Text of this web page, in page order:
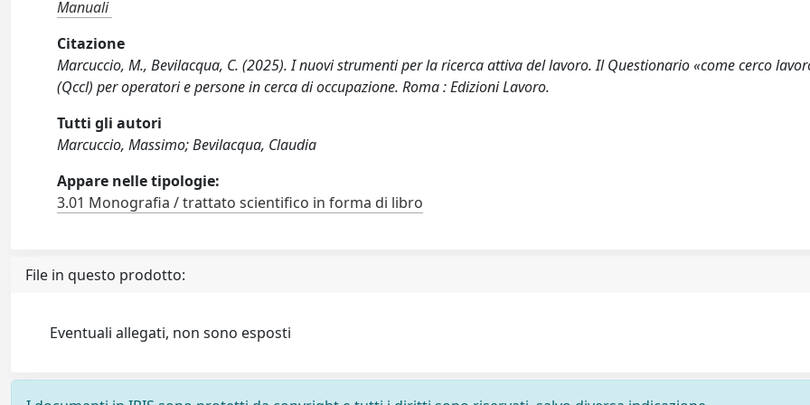
Manuali
Citazione
Marcuccio, M., Bevilacqua, C. (2025). I nuovi strumenti per la ricerca attiva del lavoro. Il Questionario «come cerco
(Qccl) per operatori e persone in cerca di occupazione. Roma : Edizioni Lavoro.
Tutti gli autori
Marcuccio, Massimo; Bevilacqua, Claudia
Appare nelle tipologie:
3.01 Monografia / trattato scientifico in forma di libro
File in questo prodotto:
Eventuali allegati, non sono esposti